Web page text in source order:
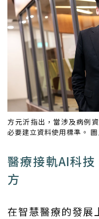
方元沂指出，當涉及病例
必要建立資料使用標準。
醫療接軌AI科
方
在智慧醫療的發展